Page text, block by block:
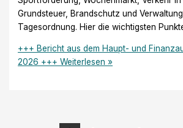
Grundsteuer, Brandschutz und
Tagesordnung. Hier die wichtigsten
+++ Bericht aus dem Haupt- und
2026 +++ Weiterlesen »